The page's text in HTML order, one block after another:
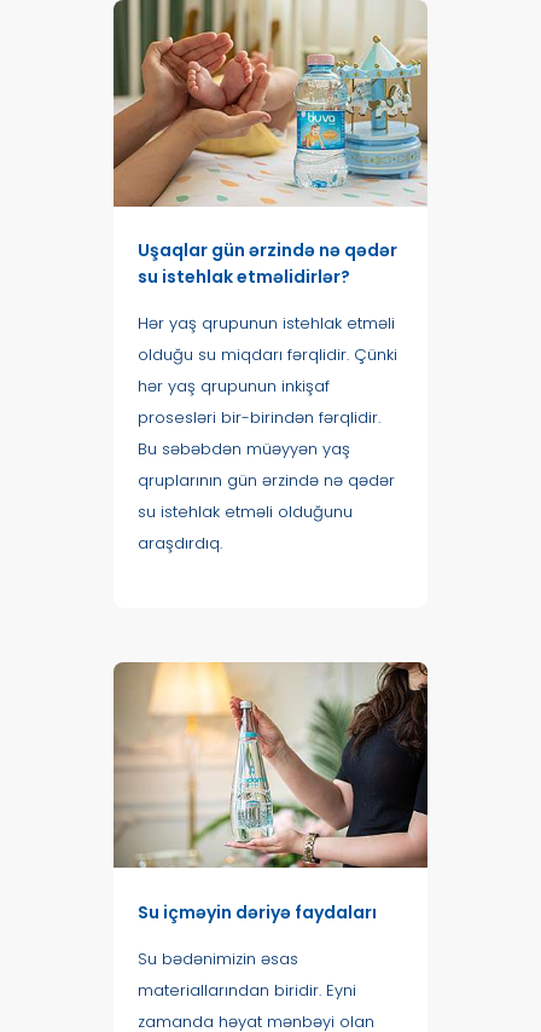
Uşaqlar gün ərzində nə qədər
su istehlak etməlidirlər?
Hər yaş qrupunun istehlak etməli
olduğu su miqdarı fərqlidir. Çünki
hər yaş qrupunun inkişaf
prosesləri bir-birindən fərqlidir.
Bu səbəbdən müəyyən yaş
qruplarının gün ərzində nə qədər
su istehlak etməli olduğunu
araşdırdıq.
Su içməyin dəriyə faydaları
Su bədənimizin əsas
materiallarından biridir. Eyni
zamanda həyat mənbəyi olan